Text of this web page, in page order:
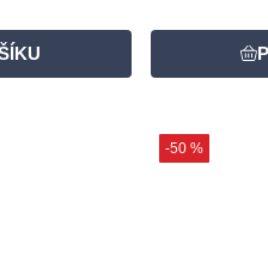
-50 %